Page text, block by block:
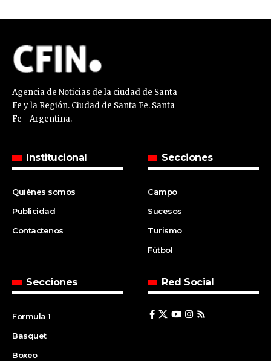
Agencia de Noticias de la ciudad de Santa
Fe y la Región. Ciudad de Santa Fe. Santa
Fe - Argentina.
Institucional
Quiénes somos
Publicidad
Contactenos
Secciones
Campo
Sucesos
Turismo
Fútbol
Secciones
Formula 1
Basquet
Boxeo
Red Social